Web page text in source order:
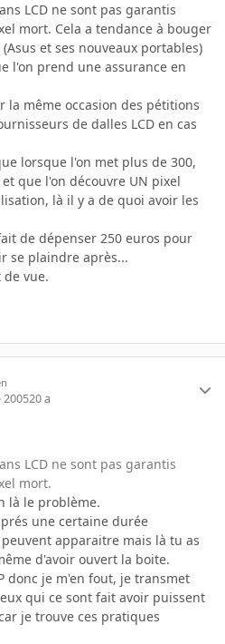
LCD ne sont pas garantis
mort. Cela a tendance à bouger
et ses nouveaux portables)
l'on prend une assurance en
la même occasion des pétitions
de dalles LCD en cas
lorsque l'on met plus de 300,
que l'on découvre UN pixel
là il y a de quoi avoir les
de dépenser 250 euros pour
se plaindre après...
vue.
200520 a
LCD ne sont pas garantis
mort.
là le problème.
une certaine durée
apparaitre mais là tu as
d'avoir ouvert la boite.
donc je m'en fout, je transmet
qui ce sont fait avoir puissent
je trouve ces pratiques